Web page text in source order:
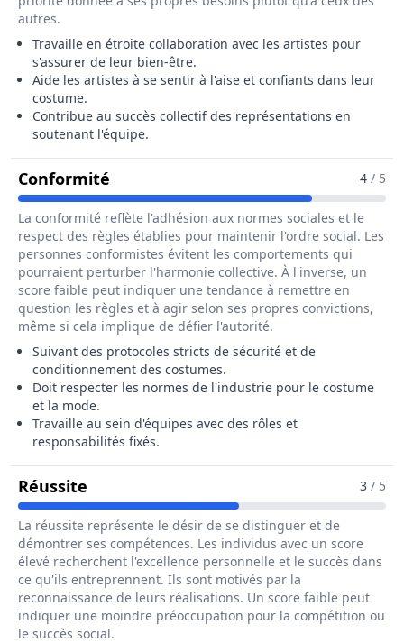
autres.
Travaille en étroite collaboration avec les artistes pour
s'assurer de leur bien-être.
Aide les artistes à se sentir à l'aise et confiants dans leur
costume.
Contribue au succès collectif des représentations en
soutenant l'équipe.
Conformité Pour Le Métier De Chef Habilleur /
4 / 5
La conformité reflète l'adhésion aux normes sociales et le
respect des règles établies pour maintenir l'ordre social. Les
personnes conformistes évitent les comportements qui
pourraient perturber l'harmonie collective. À l'inverse, un
score faible peut indiquer une tendance à remettre en
question les règles et à agir selon ses propres convictions,
même si cela implique de défier l'autorité.
Suivant des protocoles stricts de sécurité et de
conditionnement des costumes.
Doit respecter les normes de l'industrie pour le costume
et la mode.
Travaille au sein d'équipes avec des rôles et
responsabilités fixés.
Réussite Pour Le Métier De Chef Habilleur /
3 / 5
La réussite représente le désir de se distinguer et de
démontrer ses compétences. Les individus avec un score
élevé recherchent l'excellence personnelle et le succès dans
ce qu'ils entreprennent. Ils sont motivés par la
reconnaissance de leurs réalisations. Un score faible peut
indiquer une moindre préoccupation pour la compétition ou
le succès social.